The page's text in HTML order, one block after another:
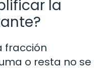
la
fracción
o resta no se